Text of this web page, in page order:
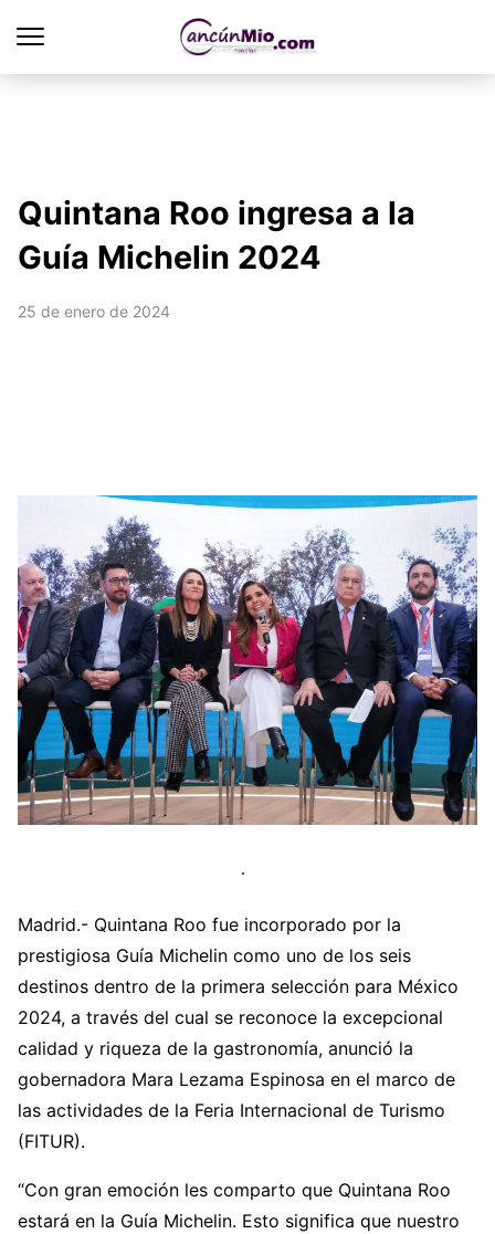
Quintana Roo ingresa a la
Guía Michelin 2024
25 de enero de 2024
Madrid.- Quintana Roo fue incorporado por la
prestigiosa Guía Michelin como uno de los seis
destinos dentro de la primera selección para México
2024, a través del cual se reconoce la excepcional
calidad y riqueza de la gastronomía, anunció la
gobernadora Mara Lezama Espinosa en el marco de
las actividades de la Feria Internacional de Turismo
(FITUR).
“Con gran emoción les comparto que Quintana Roo
estará en la Guía Michelin. Esto significa que nuestro